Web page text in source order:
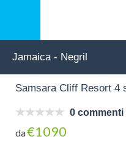
Jamaica - Negril
Samsara Cliff Resort 4
0 commenti
da€1090